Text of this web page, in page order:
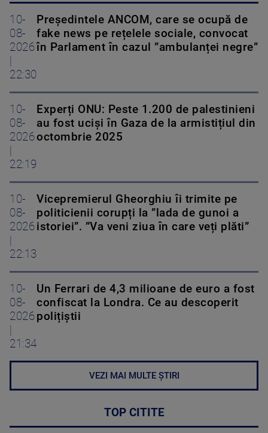
10-
08-
2026
|
22:30
Președintele ANCOM, care se ocupă de
fake news pe rețelele sociale, convocat
în Parlament în cazul ”ambulanței negre”
10-
08-
2026
|
22:19
Experți ONU: Peste 1.200 de palestinieni
au fost uciși în Gaza de la armistițiul din
octombrie 2025
10-
08-
2026
|
22:13
Vicepremierul Gheorghiu îi trimite pe
politicienii corupți la ”lada de gunoi a
istoriei”. ”Va veni ziua în care veți plăti”
10-
08-
2026
|
21:34
Un Ferrari de 4,3 milioane de euro a fost
confiscat la Londra. Ce au descoperit
polițiștii
VEZI MAI MULTE ȘTIRI
TOP CITITE